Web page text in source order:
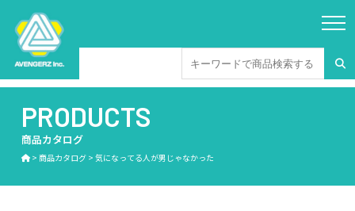
PRODUCTS
商品カタログ
> 商品カタログ> 気になってる人が男じゃなかった